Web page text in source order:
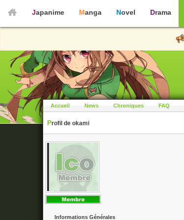
Japanime Manga Novel Drama
Accueil News Chroniques FAQ
Profil de okami
Informations Générales